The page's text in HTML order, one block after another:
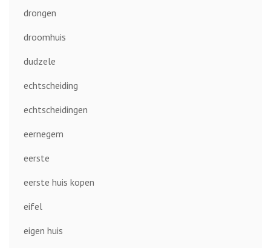
drongen
droomhuis
dudzele
echtscheiding
echtscheidingen
eernegem
eerste
eerste huis kopen
eifel
eigen huis